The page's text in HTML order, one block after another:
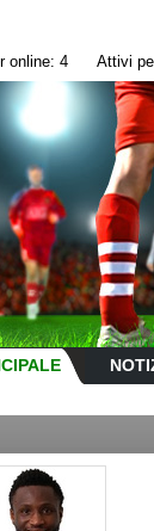
online: 4
Аttivi